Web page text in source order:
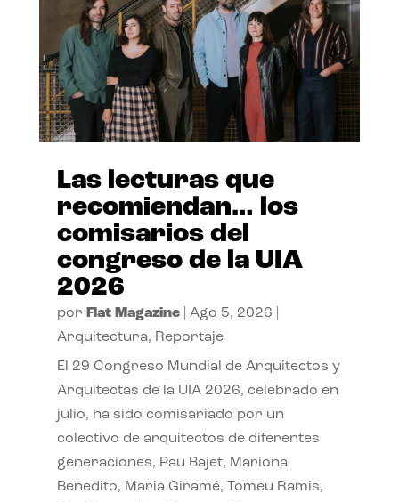
Las lecturas que
recomiendan… los
comisarios del
congreso de la UIA
2026
por Flat Magazine| Ago 5, 2026
Arquitectura, Reportaje
El 29 Congreso Mundial de Arquitectos y
Arquitectas de la UIA 2026, celebrado en
julio, ha sido comisariado por un
colectivo de arquitectos de diferentes
generaciones, Pau Bajet, Mariona
Benedito, Maria Giramé, Tomeu Ramis,